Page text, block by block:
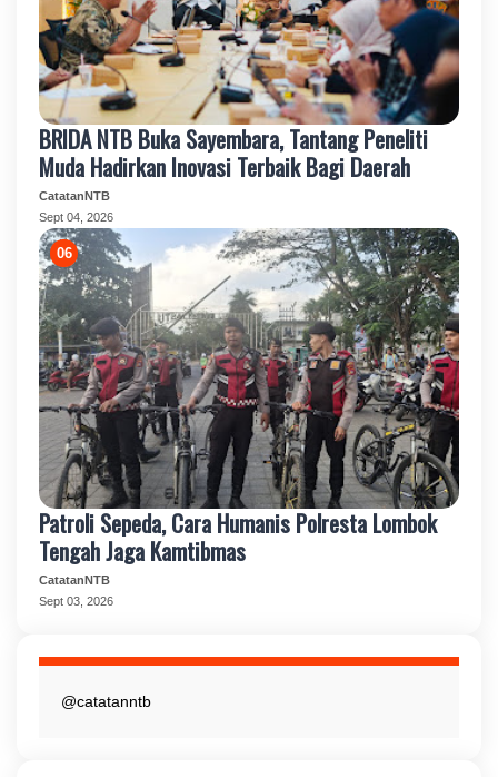
BRIDA NTB Buka Sayembara, Tantang Peneliti
Muda Hadirkan Inovasi Terbaik Bagi Daerah
CatatanNTB
Sept 04, 2026
Patroli Sepeda, Cara Humanis Polresta Lombok
Tengah Jaga Kamtibmas
CatatanNTB
Sept 03, 2026
@catatanntb